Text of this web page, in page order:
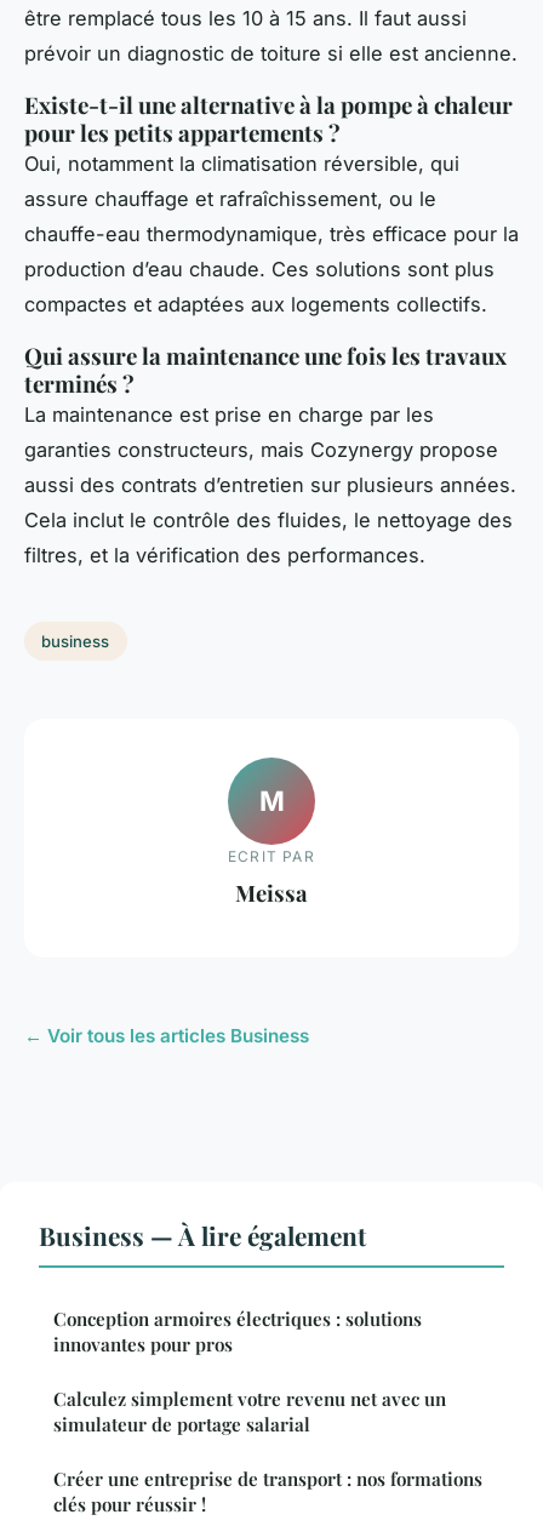
être remplacé tous les 10 à 15 ans. Il faut aussi
prévoir un diagnostic de toiture si elle est ancienne.
Existe-t-il une alternative à la pompe à chaleur
pour les petits appartements ?
Oui, notamment la climatisation réversible, qui
assure chauffage et rafraîchissement, ou le
chauffe-eau thermodynamique, très efficace pour la
production d’eau chaude. Ces solutions sont plus
compactes et adaptées aux logements collectifs.
Qui assure la maintenance une fois les travaux
terminés ?
La maintenance est prise en charge par les
garanties constructeurs, mais Cozynergy propose
aussi des contrats d’entretien sur plusieurs années.
Cela inclut le contrôle des fluides, le nettoyage des
filtres, et la vérification des performances.
business
M
ECRIT PAR
Meissa
← Voir tous les articles Business
Business — À lire également
Conception armoires électriques : solutions
innovantes pour pros
Calculez simplement votre revenu net avec un
simulateur de portage salarial
Créer une entreprise de transport : nos formations
clés pour réussir !